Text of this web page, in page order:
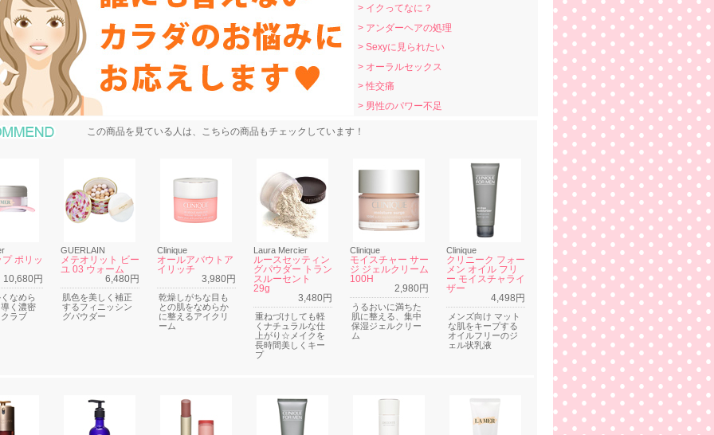
> イクってなに？
> アンダーヘアの処理
> Sexyに見られたい
> オーラルセックス
> 性交痛
> 男性のパワー不足
おすすめ商品
この商品を見ている人は、こちらの商品もチェックしています！
ポリッ
10,680円
なめら
く濃密
ラブ
GUERLAIN
メテオリット ビー
ユ 03 ウォーム
6,480円
肌色を美しく補正
するフィニッシン
グパウダー
Clinique
オールアバウトア
イリッチ
3,980円
乾燥しがちな目も
との肌をなめらか
に整えるアイクリ
ーム
Laura Mercier
ルースセッティン
グパウダー トラン
スルーセント
29g
3,480円
重ねづけしても軽
くナチュラルな仕
上がり☆メイクを
長時間美しくキー
プ
Clinique
モイスチャー サー
ジ ジェルクリーム
100H
2,980円
うるおいに満ちた
肌に整える、集中
保湿ジェルクリー
ム
Clinique
クリニーク フォー
メン オイル フリ
ー モイスチャライ
ザー
4,498円
メンズ向け マット
な肌をキープする
オイルフリーのジ
ェル状乳液